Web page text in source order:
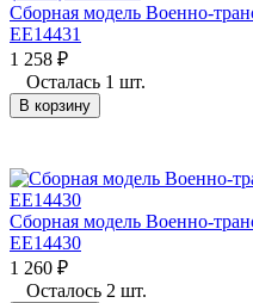
Сборная модель Военно-
EE14431
1 258 ₽
Осталась 1 шт.
В корзину
Сборная модель Военно-
EE14430
1 260 ₽
Осталось 2 шт.